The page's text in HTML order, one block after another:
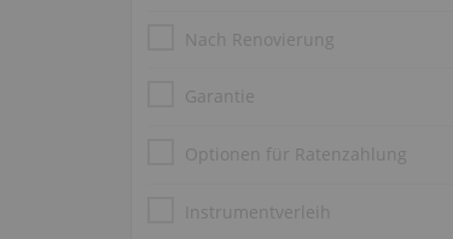
Nach Renovierung
Garantie
Optionen für Ratenzahlung
Instrumentverleih